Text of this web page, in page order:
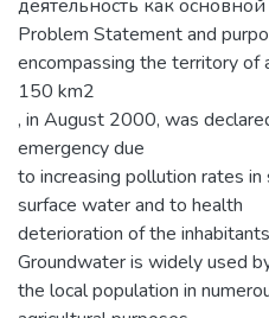
деятельность как
Problem Statement and
encompassing the territory of
150 km2
, in August 2000, was
emergency due
to increasing pollution rates
surface water and to health
deterioration of the
Groundwater is widely used
the local population in